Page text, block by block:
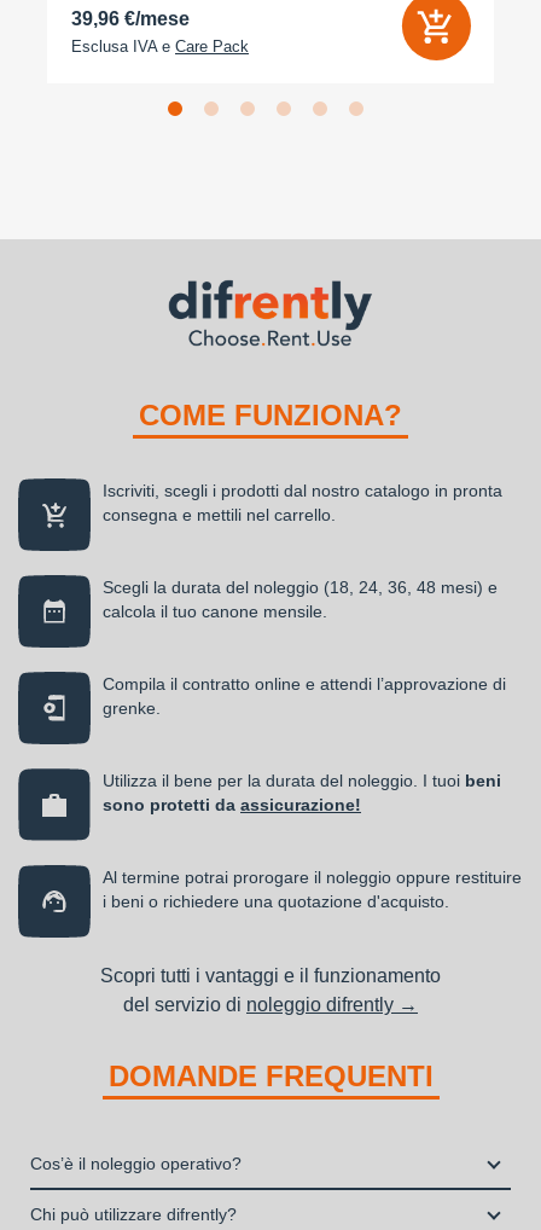
39,96 €/mese
Esclusa IVA e Care Pack
COME FUNZIONA?
Iscriviti, scegli i prodotti dal nostro catalogo in pronta
consegna e mettili nel carrello.
Scegli la durata del noleggio (18, 24, 36, 48 mesi) e
calcola il tuo canone mensile.
Compila il contratto online e attendi l’approvazione di
grenke.
Utilizza il bene per la durata del noleggio. I tuoi beni
sono protetti da assicurazione!
Al termine potrai prorogare il noleggio oppure restituire
i beni o richiedere una quotazione d'acquisto.
Scopri tutti i vantaggi e il funzionamento
del servizio di noleggio difrently →
DOMANDE FREQUENTI
Cos’è il noleggio operativo?
Il noleggio, o locazione operativa, è una soluzione che
Chi può utilizzare difrently?